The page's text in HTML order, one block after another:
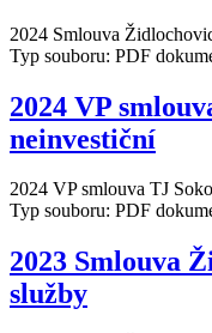
2024 Smlouva
Typ souboru: PDF
2024 VP
neinvestiční
2024 VP smlouva TJ
Typ souboru: PDF
2023 Smlouva
služby